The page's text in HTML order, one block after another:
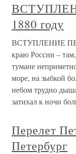
1880 году
ВСТУПЛЕНИЕ
краю России –
тумане
море, на зыбкой
небом трудно
затихал к ночи
Перелет
Петербург